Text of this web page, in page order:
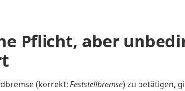
Pflicht, aber
(korrekt: Feststellbremse) zu betätigen,